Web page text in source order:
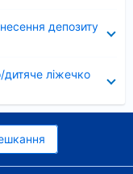
депозиту
ліжечко